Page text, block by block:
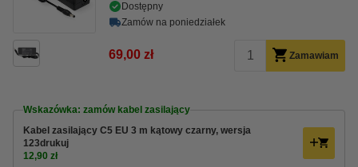
Dostępny
Zamów na poniedziałek
69,00 zł Zamawiam
Wskazówka: zamów kabel zasilający
Kabel zasilający C5 EU 3 m kątowy czarny, wersja
123drukuj
12,90 zł